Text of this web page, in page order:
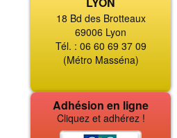
18 Bd des Brotteaux
69006 Lyon
Tél. : 06 60 69 37 09
(Métro Masséna)
Adhésion en ligne
Cliquez et adhérez !